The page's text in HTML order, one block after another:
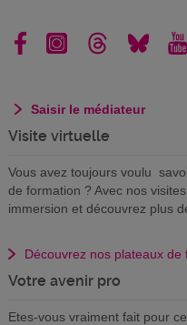
Saisir le médiateur
Visite virtuelle
Vous avez toujours voulu
de formation ? Avec nos
immersion et découvrez plus
Découvrez nos plateaux
Votre avenir pro
Etes-vous vraiment fait pour